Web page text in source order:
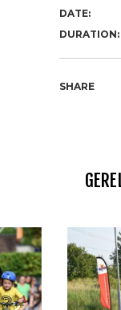
DATE:
DURATION:
SHARE